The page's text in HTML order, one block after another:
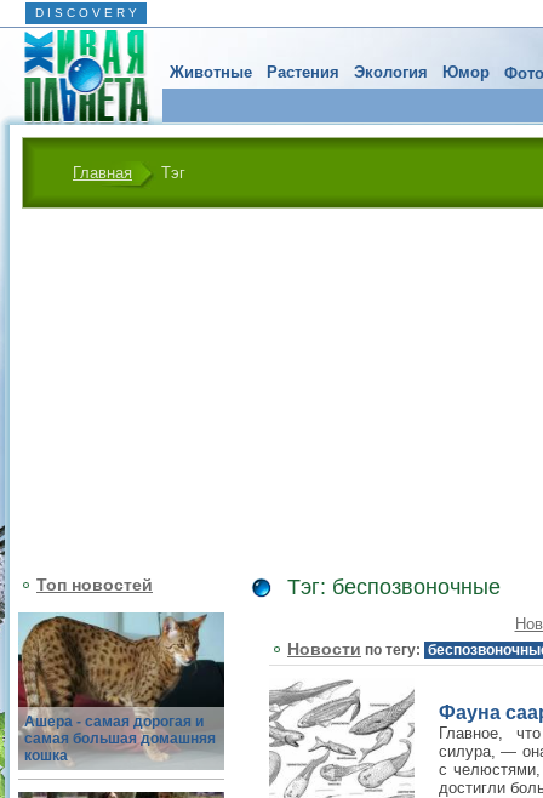
D I S C O V E R Y
Животные Растения Экология Юмор
Главная Тэг
Топ новостей
Ашера - самая дорогая и
самая большая домашняя
кошка
Тэг: беспозвоночные
Новости по тегу:
Фауна
Главное,
силура, —
с
достигли